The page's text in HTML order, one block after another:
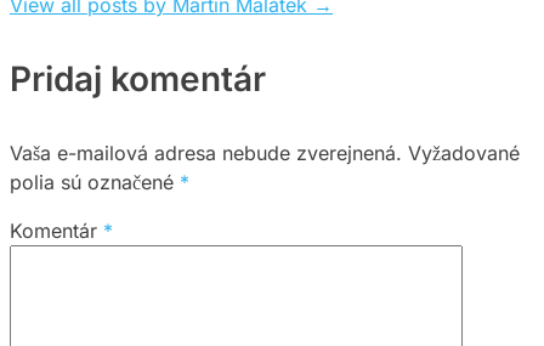
Pridaj komentár
Vaša e-mailová adresa nebude zverejnená. Vyžadované
polia sú označené *
Komentár *